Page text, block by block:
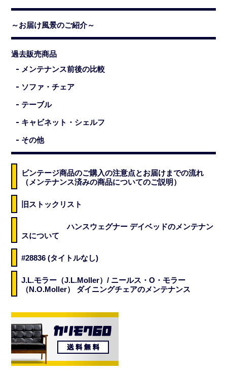
～お届け風景のご紹介～
過去販売商品
メンテナンス前後の比較
ソファ・チェア
テーブル
キャビネット・シェルフ
その他
ビンテージ商品のご購入の注意点とお届けまでの流れ
（メンテナンス済みの商品についてのご説明）
旧ストックリスト
ハンスウェグナー デイベッドのメンテナン
スについて
#28836 (タイトルなし)
J.L.モラー（J.L.Moller）/ ニールス・O・モラー
（N.O.Moller） ダイニングチェアのメンテナンス